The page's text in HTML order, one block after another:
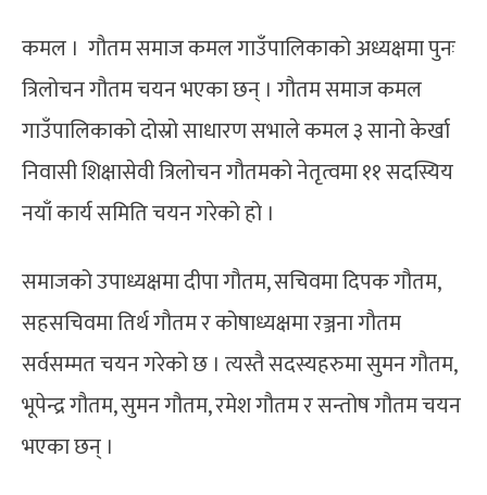
कमल । गौतम समाज कमल गाउँपालिकाको अध्यक्षमा पुनः
त्रिलोचन गौतम चयन भएका छन् । गौतम समाज कमल
गाउँपालिकाको दोस्रो साधारण सभाले कमल ३ सानो केर्खा
निवासी शिक्षासेवी त्रिलोचन गौतमको नेतृत्वमा ११ सदस्यिय
नयाँ कार्य समिति चयन गरेको हो ।
समाजको उपाध्यक्षमा दीपा गौतम, सचिवमा दिपक गौतम,
सहसचिवमा तिर्थ गौतम र कोषाध्यक्षमा रञ्जना गौतम
सर्वसम्मत चयन गरेको छ । त्यस्तै सदस्यहरुमा सुमन गौतम,
भूपेन्द्र गौतम, सुमन गौतम, रमेश गौतम र सन्तोष गौतम चयन
भएका छन् ।